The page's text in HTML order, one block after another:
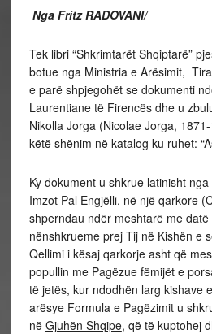
Nga Fritz RADOVANI/
Tek libri “Shkrimtarët Shqiptarë”
botue nga Ministria e Arësimit,
e parë shpjegohët se dokumenti
Laurentiane të Firencës dhe u
Nikolla Jorga (Nicolae Jorga,
këtë shënim në katalog ku ruhet:
Ky dokument u shkrue latinisht
Imzot Pal Engjëlli, në një qarkore
shperndau ndër meshtarë me
nënshkrueme prej Tij në Kishën e
Qellimi i kësaj qarkorje asht që
popullin me Pagëzue fëmijët e
të jetës, kur ndodhën larg kishave
arësye Formula e Pagëzimit u
në Gjuhën Shqipe, që të kuptohej